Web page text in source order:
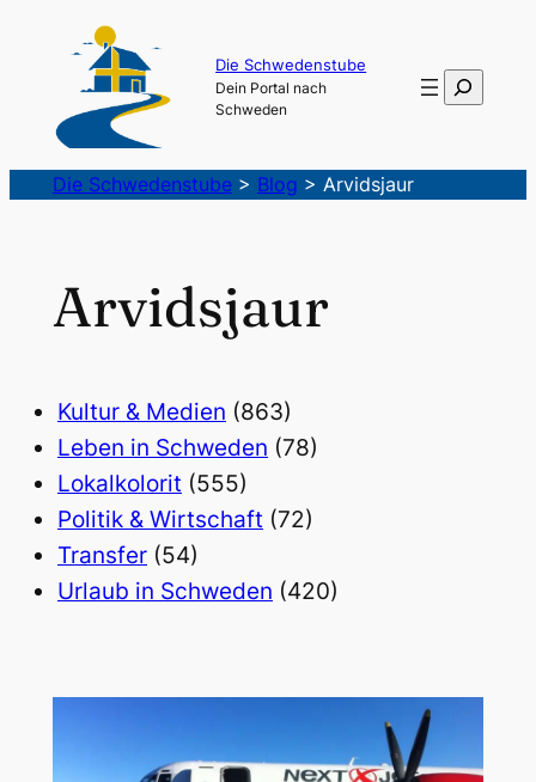
Die Schwedenstube
Dein Portal nach
Schweden
Suchen
Die Schwedenstube> Blog > Arvidsjaur
Arvidsjaur
Kultur & Medien (863)
Leben in Schweden (78)
Lokalkolorit (555)
Politik & Wirtschaft (72)
Transfer (54)
Urlaub in Schweden (420)